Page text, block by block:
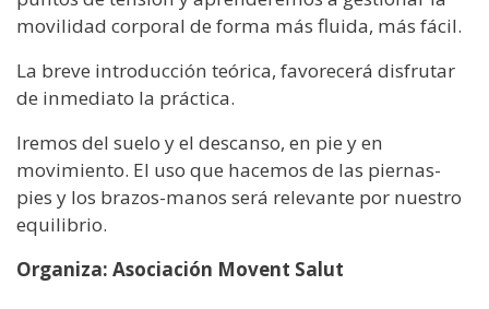
movilidad corporal de forma más fluida, más fácil.
La breve introducción teórica, favorecerá disfrutar
de inmediato la práctica.
Iremos del suelo y el descanso, en pie y en
movimiento. El uso que hacemos de las piernas-
pies y los brazos-manos será relevante por nuestro
equilibrio.
Organiza: Asociación Movent Salut